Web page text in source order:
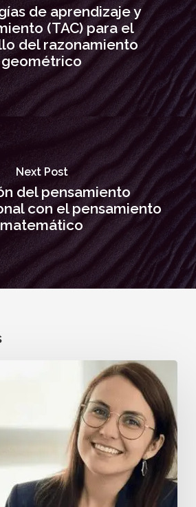
de aprendizaje y
(TAC) para el
del razonamiento
geométrico
Next Post
del pensamiento
con el pensamiento
matemático